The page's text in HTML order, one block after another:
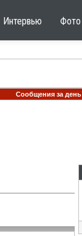
Интервью Фото
Сообщения за день